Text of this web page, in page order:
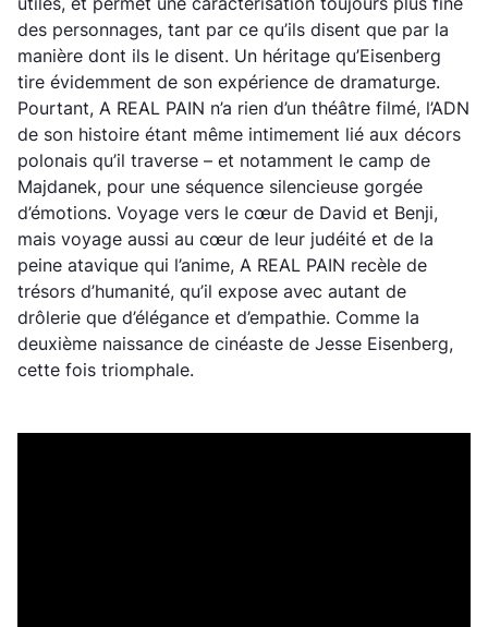
des personnages, tant par ce qu’ils disent que par la
manière dont ils le disent. Un héritage qu’Eisenberg
tire évidemment de son expérience de dramaturge.
Pourtant, A REAL PAIN n’a rien d’un théâtre filmé, l’ADN
de son histoire étant même intimement lié aux décors
polonais qu’il traverse – et notamment le camp de
Majdanek, pour une séquence silencieuse gorgée
d’émotions. Voyage vers le cœur de David et Benji,
mais voyage aussi au cœur de leur judéité et de la
peine atavique qui l’anime, A REAL PAIN recèle de
trésors d’humanité, qu’il expose avec autant de
drôlerie que d’élégance et d’empathie. Comme la
deuxième naissance de cinéaste de Jesse Eisenberg,
cette fois triomphale.